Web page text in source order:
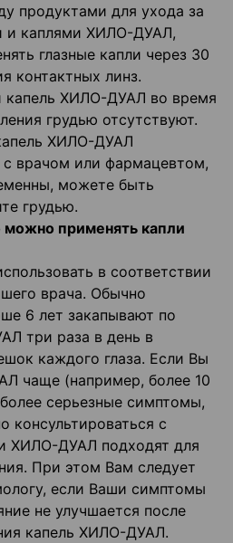
продуктами для ухода за
и каплями ХИЛО-ДУАЛ,
глазные капли через 30
контактных линз.
капель ХИЛО-ДУАЛ во время
грудью отсутствуют.
ХИЛО-ДУАЛ
с врачом или фармацевтом,
можете быть
грудью.
можно применять капли
в соответствии
врача. Обычно
6 лет закапывают по
три раза в день в
каждого глаза. Если Вы
чаще (например, более 10
серьезные симптомы,
консультироваться с
ХИЛО-ДУАЛ подходят для
При этом Вам следует
если Ваши симптомы
не улучшается после
капель ХИЛО-ДУАЛ.